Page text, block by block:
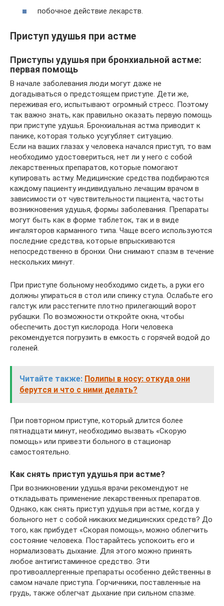
побочное действие лекарств.
Приступ удушья при астме
Приступы удушья при бронхиальной астме:
первая помощь
В начале заболевания люди могут даже не
догадываться о предстоящем приступе. Дети же,
переживая его, испытывают огромный стресс. Поэтому
так важно знать, как правильно оказать первую помощь
при приступе удушья. Бронхиальная астма приводит к
панике, которая только усугубляет ситуацию.
Если на ваших глазах у человека начался приступ, то вам
необходимо удостовериться, нет ли у него с собой
лекарственных препаратов, которые помогают
купировать астму. Медицинские средства подбираются
каждому пациенту индивидуально лечащим врачом в
зависимости от чувствительности пациента, частоты
возникновения удушья, формы заболевания. Препараты
могут быть как в форме таблеток, так и в виде
ингаляторов карманного типа. Чаще всего используются
последние средства, которые впрыскиваются
непосредственно в бронхи. Они снимают спазм в течение
нескольких минут.
При приступе больному необходимо сидеть, а руки его
должны упираться в стол или спинку стула. Ослабьте его
галстук или расстегните плотно прилегающий ворот
рубашки. По возможности откройте окна, чтобы
обеспечить доступ кислорода. Ноги человека
рекомендуется погрузить в емкость с горячей водой до
голеней.
Читайте также: Полипы в носу: откуда они
берутся и что с ними делать?
При повторном приступе, который длится более
пятнадцати минут, необходимо вызвать «Скорую
помощь» или привезти больного в стационар
самостоятельно.
Как снять приступ удушья при астме?
При возникновении удушья врачи рекомендуют не
откладывать применение лекарственных препаратов.
Однако, как снять приступ удушья при астме, когда у
больного нет с собой никаких медицинских средств? До
того, как прибудет «Скорая помощь», можно облегчить
состояние человека. Постарайтесь успокоить его и
нормализовать дыхание. Для этого можно принять
любое антигистаминное средство. Эти
противоаллергенные препараты особенно действенны в
самом начале приступа. Горчичники, поставленные на
грудь, также облегчат дыхание при сильном спазме.